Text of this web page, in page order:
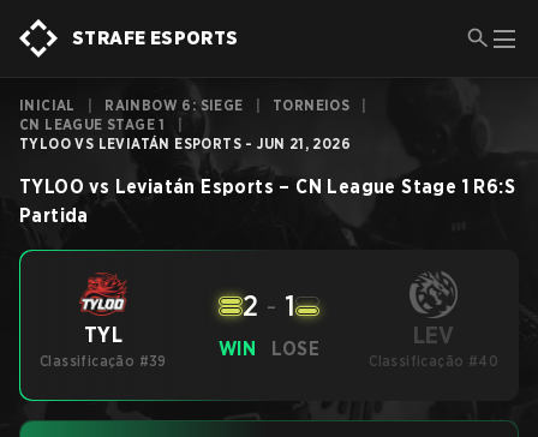
STRAFE ESPORTS
INICIAL RAINBOW 6: SIEGE TORNEIOS
CN LEAGUE STAGE 1
TYLOO VS LEVIATÁN ESPORTS - JUN 21, 2026
TYLOO vs Leviatán Esports – CN League Stage 1 R6:S
Partida
TYL
Classificação #39
WIN
2 - 1
LOSE LEV
Classificação #40